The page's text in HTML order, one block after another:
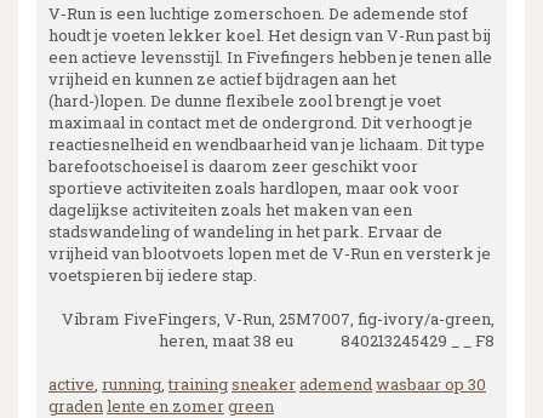
V-Run is een luchtige zomerschoen. De ademende stof
houdt je voeten lekker koel. Het design van V-Run past bij
een actieve levensstijl. In Fivefingers hebben je tenen alle
vrijheid en kunnen ze actief bijdragen aan het
(hard-)lopen. De dunne flexibele zool brengt je voet
maximaal in contact met de ondergrond. Dit verhoogt je
reactiesnelheid en wendbaarheid van je lichaam. Dit type
barefootschoeisel is daarom zeer geschikt voor
sportieve activiteiten zoals hardlopen, maar ook voor
dagelijkse activiteiten zoals het maken van een
stadswandeling of wandeling in het park. Ervaar de
vrijheid van blootvoets lopen met de V-Run en versterk je
voetspieren bij iedere stap.
Vibram FiveFingers, V-Run, 25M7007, fig-ivory/a-green,
heren, maat 38 eu 840213245429 _ _ F8
active, running,trainingsneakerademendwasbaar op 30
gradenlente en zomergreen